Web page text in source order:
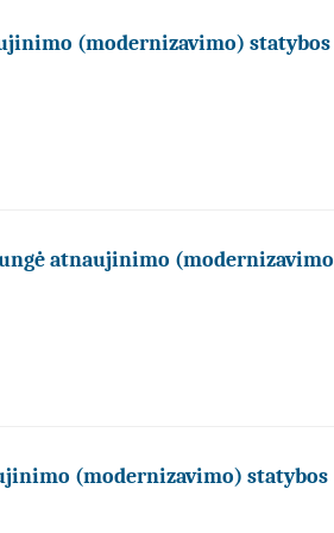
(modernizavimo) statybos
atnaujinimo
(modernizavimo) statybos